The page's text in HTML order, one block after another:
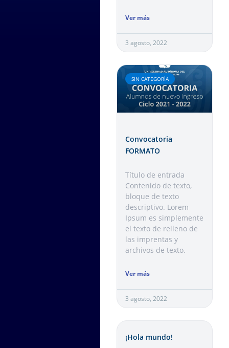
Ver más
3 agosto, 2022
SIN CATEGORÍA
Convocatoria
FORMATO
Título de entrada
Contenido de texto,
bloque de texto
descriptivo. Lorem
Ipsum es simplemente
el texto de relleno de
las imprentas y
archivos de texto.
Ver más
3 agosto, 2022
¡Hola mundo!